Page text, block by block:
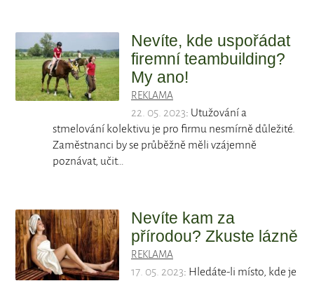
Nevíte, kde uspořádat
firemní teambuilding?
My ano!
REKLAMA
22. 05. 2023: Utužování a
stmelování kolektivu je pro firmu nesmírně důležité.
Zaměstnanci by se průběžně měli vzájemně
poznávat, učit…
Nevíte kam za
přírodou? Zkuste lázně
REKLAMA
17. 05. 2023: Hledáte-li místo, kde je